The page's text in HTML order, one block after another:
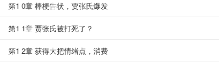
第1 0章 棒梗告状，贾张氏爆发
第1 1章 贾张氏被打死了？
第1 2章 获得大把情绪点，消费